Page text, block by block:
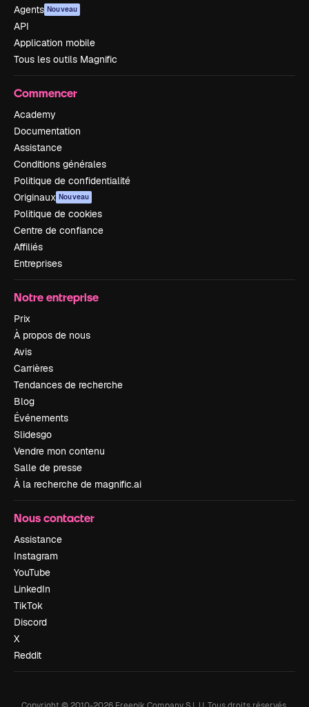
Agents Nouveau
API
Application mobile
Tous les outils Magnific
Commencer
Academy
Documentation
Assistance
Conditions générales
Politique de confidentialité
Originaux Nouveau
Politique de cookies
Centre de confiance
Affiliés
Entreprises
Notre entreprise
Prix
À propos de nous
Avis
Carrières
Tendances de recherche
Blog
Événements
Slidesgo
Vendre mon contenu
Salle de presse
À la recherche de magnific.ai
Nous contacter
Assistance
Instagram
YouTube
LinkedIn
TikTok
Discord
X
Reddit